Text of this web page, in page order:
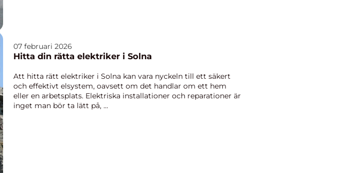
07 februari 2026
Hitta din rätta elektriker i Solna
Att hitta rätt elektriker i Solna kan vara nyckeln till ett säkert
och effektivt elsystem, oavsett om det handlar om ett hem
eller en arbetsplats. Elektriska installationer och reparationer är
inget man bör ta lätt på, ...